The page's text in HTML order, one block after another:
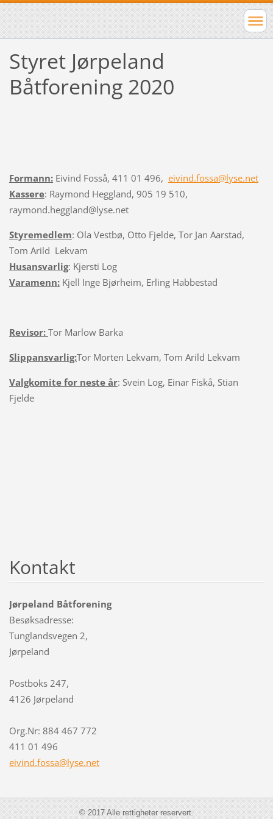
Styret Jørpeland
Båtforening 2020
Formann:Eivind Fosså, 411 01 496, eivind.fossa@lyse.net
Kassere: Raymond Heggland, 905 19 510,
raymond.heggland@lyse.net
Styremedlem: Ola Vestbø, Otto Fjelde, Tor Jan Aarstad,
Tom Arild Lekvam
Husansvarlig: Kjersti Log
Varamenn:Kjell Inge Bjørheim, Erling Habbestad
Revisor: Tor Marlow Barka
Slippansvarlig:Tor Morten Lekvam, Tom Arild Lekvam
Valgkomite for neste år: Svein Log, Einar Fiskå, Stian
Fjelde
Kontakt
Jørpeland Båtforening
Besøksadresse:
Tunglandsvegen 2,
Jørpeland
Postboks 247,
4126 Jørpeland
Org.Nr: 884 467 772
411 01 496
eivind.fossa@lyse.net
© 2017 Alle rettigheter reservert.